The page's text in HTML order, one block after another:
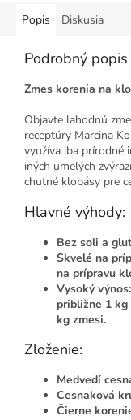
Popis Diskusia
Podrobný popis
Zmes korenia na
Objavte lahodnú
receptúry Marcina
využíva iba prírodné
iných umelých
chutné klobásy pre
Hlavné výhody:
Bez soli a
Skvelé na
na prípravu
Vysoký výnos
približne 1
kg zmesi.
Zloženie:
Medvedí
Cesnaková
Čierne